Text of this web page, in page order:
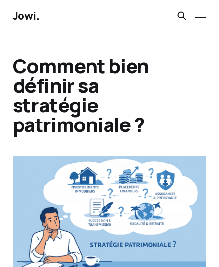
Jowi.
Comment bien
définir sa
stratégie
patrimoniale ?